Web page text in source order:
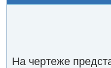
На чертеже